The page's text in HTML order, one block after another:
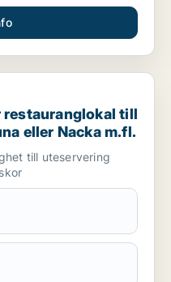
till salu i Järfälla,
till
eller Nacka m.fl.
till uteservering